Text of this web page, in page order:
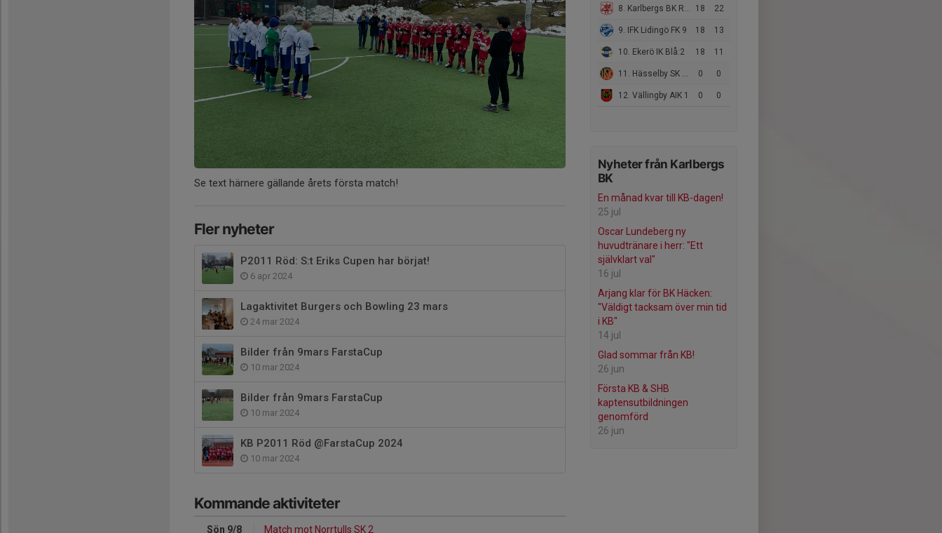
8. Karlbergs BK Röd 31 18 22
9. IFK Lidingö FK 9 18 13
10. Ekerö IK Blå:2 18 11
11. Hässelby SK FF 2 0 0
12. Vällingby AIK 1 0 0
Nyheter från Karlbergs
BK
En månad kvar till KB-dagen!
25 jul
Oscar Lundeberg ny
huvudtränare i herr: "Ett
självklart val"
16 jul
Arjang klar för BK Häcken:
"Väldigt tacksam över min tid
i KB"
14 jul
Glad sommar från KB!
26 jun
Första KB & SHB
kaptensutbildningen
genomförd
26 jun
Se text härnere gällande årets första match!
Fler nyheter
P2011 Röd: S:t Eriks Cupen har börjat!
6 apr 2024
Lagaktivitet Burgers och Bowling 23 mars
24 mar 2024
Bilder från 9mars FarstaCup
10 mar 2024
Bilder från 9mars FarstaCup
10 mar 2024
KB P2011 Röd @FarstaCup 2024
10 mar 2024
Kommande aktiviteter
Sön 9/8 Match mot Norrtulls SK 2